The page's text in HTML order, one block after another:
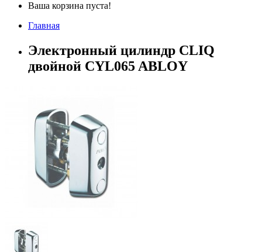
Ваша корзина пуста!
Главная
Электронный цилиндр CLIQ
двойной CYL065 ABLOY